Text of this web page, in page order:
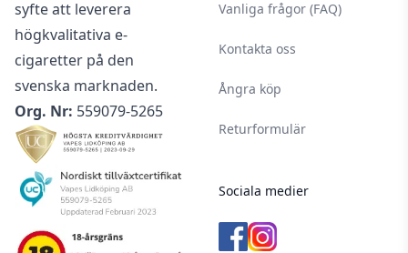
syfte att leverera
högkvalitativa e-
cigaretter på den
svenska marknaden.
Org. Nr: 559079-5265
Vanliga frågor (FAQ)
Kontakta oss
Ångra köp
Returformulär
Sociala medier